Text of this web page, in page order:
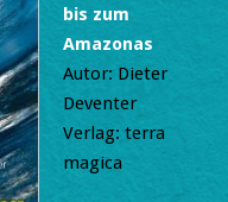
bis zum
Amazonas
Autor: Dieter
Deventer
Verlag: terra
magica